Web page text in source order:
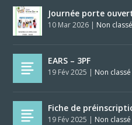
Journée porte
10 Mar 2026 | Non classé
EARS – 3PF
19 Fév 2025 | Non classé
Fiche de
19 Fév 2025 | Non classé